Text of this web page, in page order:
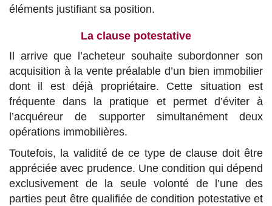
éléments justifiant sa position.
La clause potestative
Il arrive que l’acheteur souhaite subordonner son
acquisition à la vente préalable d’un bien immobilier
dont il est déjà propriétaire. Cette situation est
fréquente dans la pratique et permet d’éviter à
l’acquéreur de supporter simultanément deux
opérations immobilières.
Toutefois, la validité de ce type de clause doit être
appréciée avec prudence. Une condition qui dépend
exclusivement de la seule volonté de l’une des
parties peut être qualifiée de condition potestative et